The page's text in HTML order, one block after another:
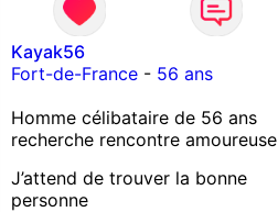
Kayak56
Fort-de-France- 56 ans
Homme célibataire de 56 ans
recherche rencontre amoureuse
J’attend de trouver la bonne
personne